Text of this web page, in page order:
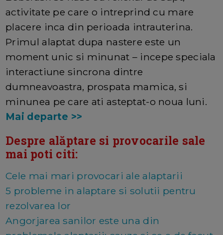
activitate pe care o intreprind cu mare
placere inca din perioada intrauterina.
Primul alaptat dupa nastere este un
moment unic si minunat – incepe speciala
interactiune sincrona dintre
dumneavoastra, prospata mamica, si
minunea pe care ati asteptat-o noua luni.
Mai departe >>
Despre alăptare si provocarile sale
mai poti citi:
Cele mai mari provocari ale alaptarii
5 probleme in alaptare si solutii pentru
rezolvarea lor
Angorjarea sanilor este una din